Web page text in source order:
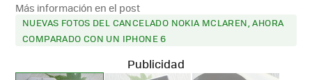
Más información en el post
NUEVAS FOTOS DEL CANCELADO NOKIA MCLAREN, AHORA
COMPARADO CON UN IPHONE 6